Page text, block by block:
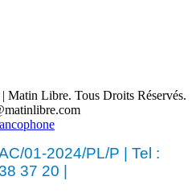
Matin Libre. Tous Droits Réservés.
01-2024/PL/P | Tel :
37 20 |